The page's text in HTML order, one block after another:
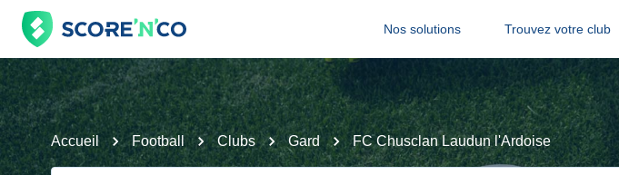
Nos solutions Trouvez votre club
Accueil Football Clubs Gard FC Chusclan Laudun l'Ardoise